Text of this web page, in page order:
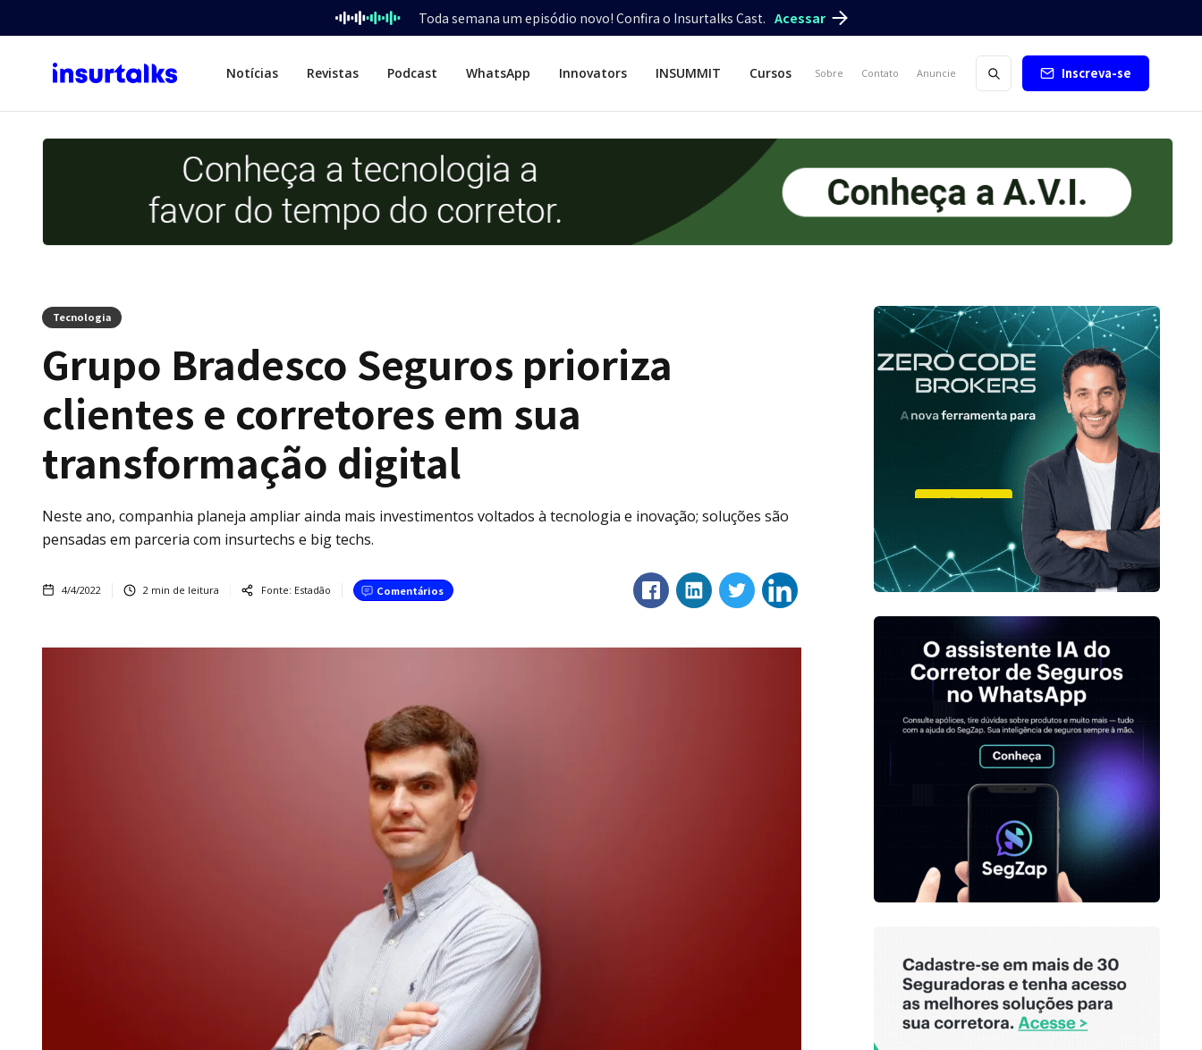
Toda semana um episódio novo! Confira o Insurtalks Cast. Acessar
Notícias Revistas Podcast WhatsApp Innovators INSUMMIT Cursos Sobre Contato Anuncie Inscreva-se
Tecnologia
Grupo Bradesco Seguros prioriza
clientes e corretores em sua
transformação digital
Neste ano, companhia planeja ampliar ainda mais investimentos voltados à tecnologia e inovação; soluções são
pensadas em parceria com insurtechs e big techs.
4/4/2022 2 min de leitura Fonte: Estadão Comentários